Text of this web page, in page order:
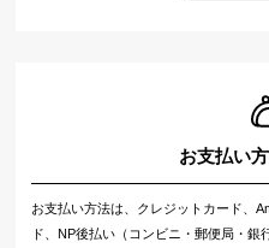
お支払い
お支払い方法は、クレジットカード、
ド、NP後払い（コンビニ・郵便局・銀